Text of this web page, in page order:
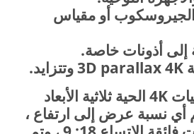
أو مقياس
أذونات خاصة.
تم تصميم جميع خلفيات 4K الحية ثلاثية الأبعاد
أي نسبة عرض إلى ارتفاع ،